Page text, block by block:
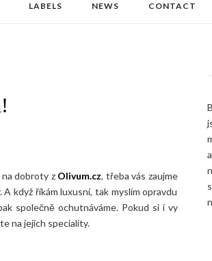
LABELS NEWS CONTACT
na dobroty z Olivum.cz, třeba vás zaujme
když říkám luxusní, tak myslím opravdu
společně ochutnáváme. Pokud si i vy
na jejich speciality.